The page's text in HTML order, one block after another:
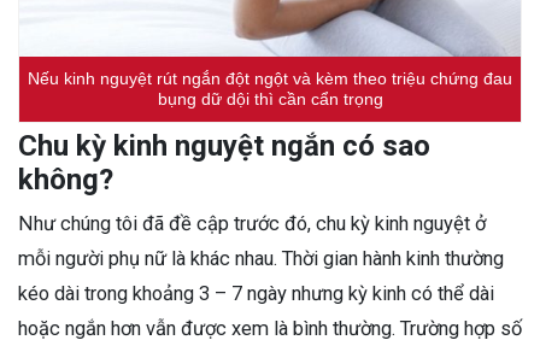
Nếu kinh nguyệt rút ngắn đột ngột và kèm theo triệu chứng đau
bụng dữ dội thì cần cẩn trọng
Chu kỳ kinh nguyệt ngắn có sao
không?
Như chúng tôi đã đề cập trước đó, chu kỳ kinh nguyệt ở
mỗi người phụ nữ là khác nhau. Thời gian hành kinh thường
kéo dài trong khoảng 3 – 7 ngày nhưng kỳ kinh có thể dài
hoặc ngắn hơn vẫn được xem là bình thường. Trường hợp số